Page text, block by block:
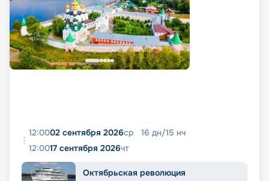
12:0002 сентября 2026ср 16 дн/15 нч
12:0017 сентября 2026чт
Октябрьская революция